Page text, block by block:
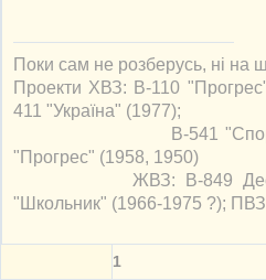
Поки сам не розберусь, ні на
Проекти ХВЗ: В-110
411 "Україна" (1977);
В-541 "Спорт"
"Прогрес" (1958, 1950)
ЖВЗ: В-849 Десна-2
"Школьник" (1966-1975 ?);
1